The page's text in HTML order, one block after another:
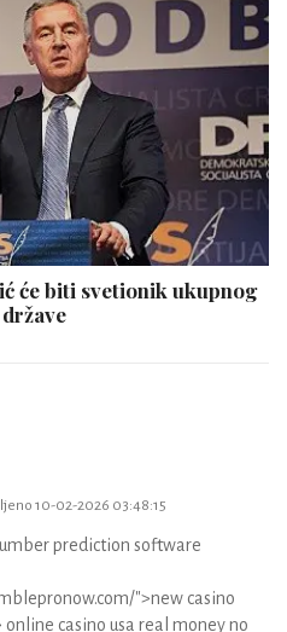
će biti svetionik ukupnog
10-02-2026 03:48:15
prediction software
">new casino
online casino usa real money no